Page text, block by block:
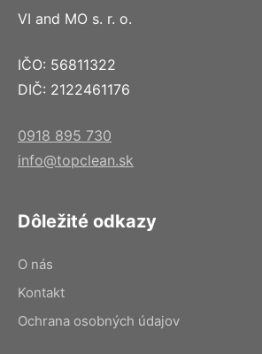
VI and MO s. r. o.
IČO: 56811322
DIČ: 2122461176
0918 895 730
info@topclean.sk
Dôležité odkazy
O nás
Kontakt
Ochrana osobných údajov